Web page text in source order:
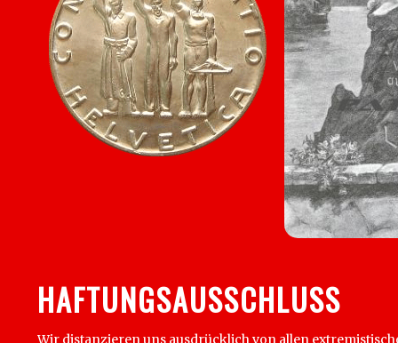
HAFTUNGSAUSSCHLUSS
Wir distanzieren uns ausdrücklich von allen